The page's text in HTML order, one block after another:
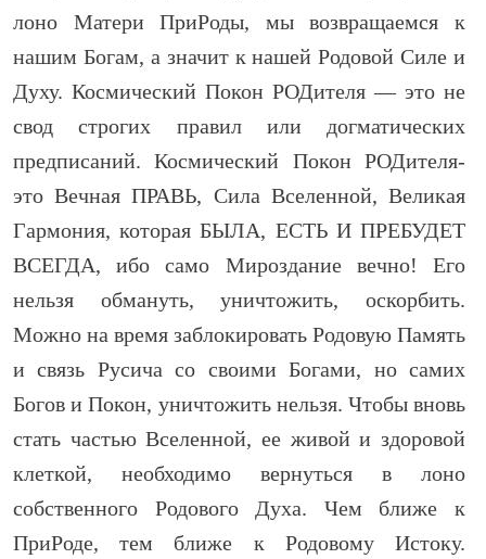
лоно Матери ПриРоды, мы возвращаемся к
нашим Богам, а значит к нашей Родовой Силе и
Духу. Космический Покон РОДителя — это не
свод строгих правил или догматических
предписаний. Космический Покон РОДителя-
это Вечная ПРАВЬ, Сила Вселенной, Великая
Гармония, которая БЫЛА, ЕСТЬ И ПРЕБУДЕТ
ВСЕГДА, ибо само Мироздание вечно! Его
нельзя обмануть, уничтожить, оскорбить.
Можно на время заблокировать Родовую Память
и связь Русича со своими Богами, но самих
Богов и Покон, уничтожить нельзя. Чтобы вновь
стать частью Вселенной, ее живой и здоровой
клеткой, необходимо вернуться в лоно
собственного Родового Духа. Чем ближе к
ПриРоде, тем ближе к Родовому Истоку.